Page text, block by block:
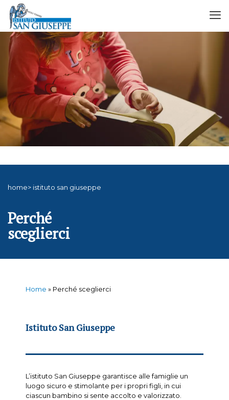
home> istituto san giuseppe
Perché
sceglierci
Home » Perché sceglierci
Istituto San Giuseppe
L’istituto San Giuseppe garantisce alle famiglie un
luogo sicuro e stimolante per i propri figli, in cui
ciascun bambino si sente accolto e valorizzato.